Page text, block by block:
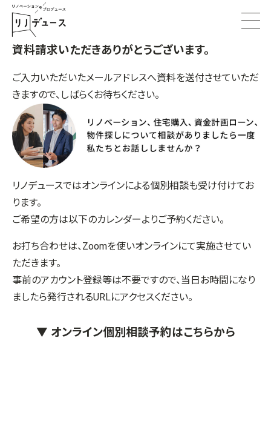
資料請求いただきありがとうございます。
ご入力いただいたメールアドレスへ資料を送付させていただ
きますので、しばらくお待ちください。
リノデュースではオンラインによる個別相談も受け付けてお
ります。
ご希望の方は以下のカレンダーよりご予約ください。
お打ち合わせは、Zoomを使いオンラインにて実施させてい
ただきます。
事前のアカウント登録等は不要ですので、当日お時間になり
ましたら発行されるURLにアクセスください。
▼ オンライン個別相談予約はこちらから